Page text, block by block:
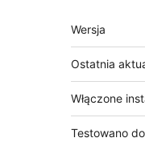
Meta
Wersja
Ostatnia
Włączone
Testowano do